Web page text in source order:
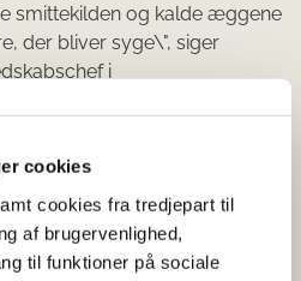
cookies
cookies fra tredjepart til
af brugervenlighed,
til funktioner på sociale
smittekilden og kalde æggene
der bliver syge\", siger
i
bl.a., at prøver til kontrol
hver 14. dag hos
prøvefrekvens i